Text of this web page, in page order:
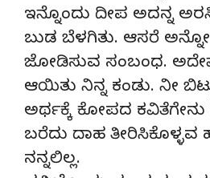
ಇನ್ನೊಂದು ದೀಪ ಅದನ್ನ
ಬುಡ ಬೆಳಗಿತು. ಆಸರೆ
ಜೋಡಿಸುವ ಸಂಬಂಧ.
ಆಯಿತು ನಿನ್ನ ಕಂಡು. ನೀ
ಅರ್ಥಕ್ಕೆ ಕೋಪದ ಕವಿತೆಗೇನು
ಬರೆದು ದಾಹ
ನನ್ನಲಿಲ್ಲ.